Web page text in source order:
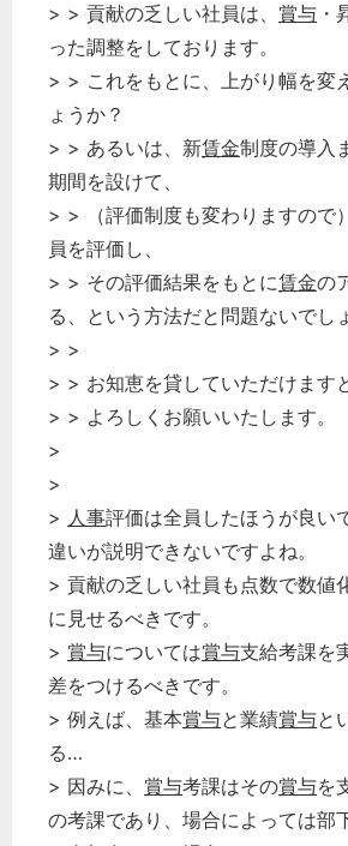
> > 貢献の乏しい社員は、 賞与 ・
った調整をしております。
> > これをもとに、上がり幅を変
ょうか？
> > あるいは、新賃金制度の導入
期間を設けて、
> > （評価制度も変わりますので
員を評価し、
> > その評価結果をもとに賃金の
る、という方法だと問題ないでし
> >
> > お知恵を貸していただけます
> > よろしくお願いいたします。
>
>
> 人事評価は全員したほうが良い
違いが説明できないですよね。
> 貢献の乏しい社員も点数で数値
に見せるべきです。
> 賞与については賞与支給考課を
差をつけるべきです。
> 例えば、基本賞与と業績賞与と
る…
> 因みに、 賞与考課はその賞与を
の考課であり、場合によっては部
どのカテゴリーに投稿し
選択してください
税務経理
企業法務